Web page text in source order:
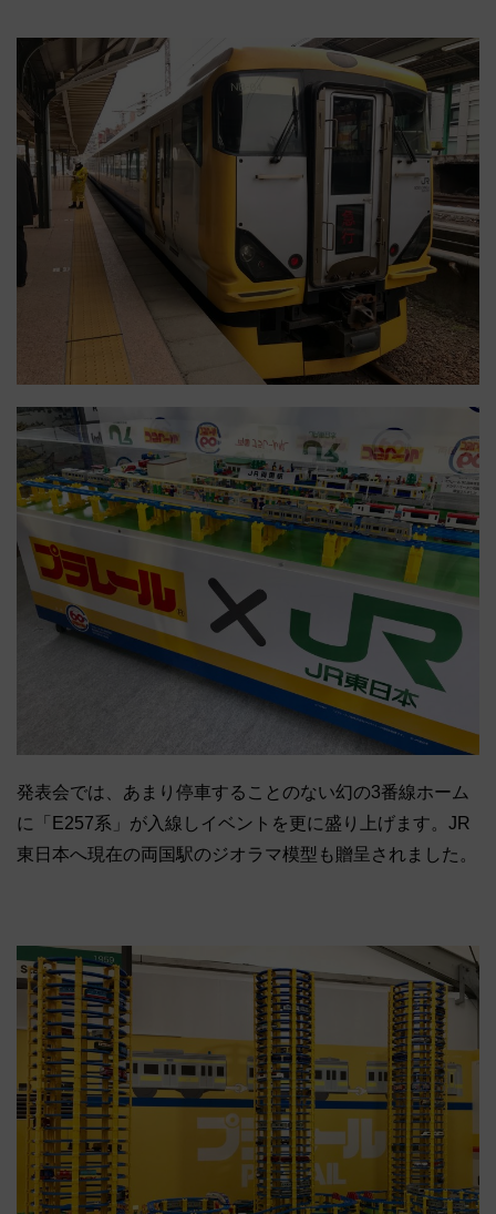
発表会では、あまり停車することのない幻の3番線ホーム
に「E257系」が入線しイベントを更に盛り上げます。JR
東日本へ現在の両国駅のジオラマ模型も贈呈されました。